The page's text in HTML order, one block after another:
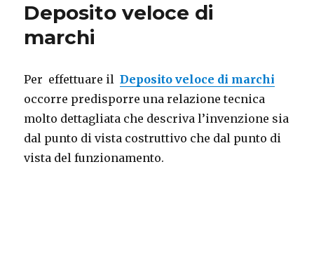
Deposito veloce di
marchi
Per effettuare ilDeposito veloce di marchi
occorre predisporre una relazione tecnica
molto dettagliata che descriva l’invenzione sia
dal punto di vista costruttivo che dal punto di
vista del funzionamento.